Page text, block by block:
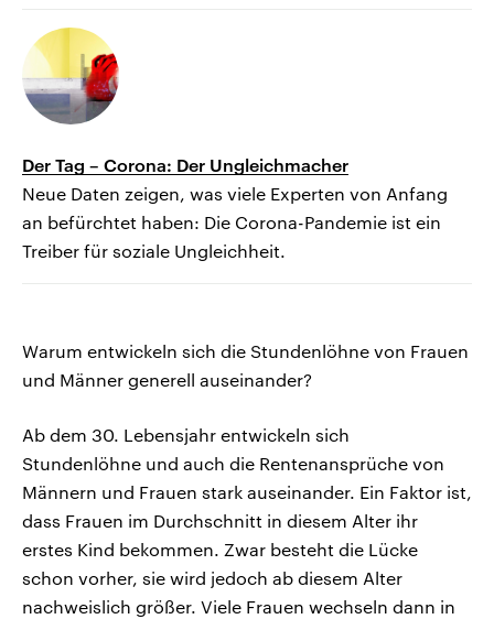
Der Tag – Corona: Der Ungleichmacher
Neue Daten zeigen, was viele Experten von Anfang
an befürchtet haben: Die Corona-Pandemie ist ein
Treiber für soziale Ungleichheit.
Warum entwickeln sich die Stundenlöhne von Frauen
und Männer generell auseinander?
Ab dem 30. Lebensjahr entwickeln sich
Stundenlöhne und auch die Rentenansprüche von
Männern und Frauen stark auseinander. Ein Faktor ist,
dass Frauen im Durchschnitt in diesem Alter ihr
erstes Kind bekommen. Zwar besteht die Lücke
schon vorher, sie wird jedoch ab diesem Alter
nachweislich größer. Viele Frauen wechseln dann in